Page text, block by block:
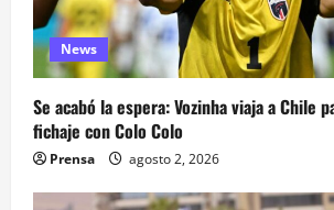
News
Se acabó la espera: Vozinha viaja a Chile
fichaje con Colo Colo
Prensa agosto 2, 2026